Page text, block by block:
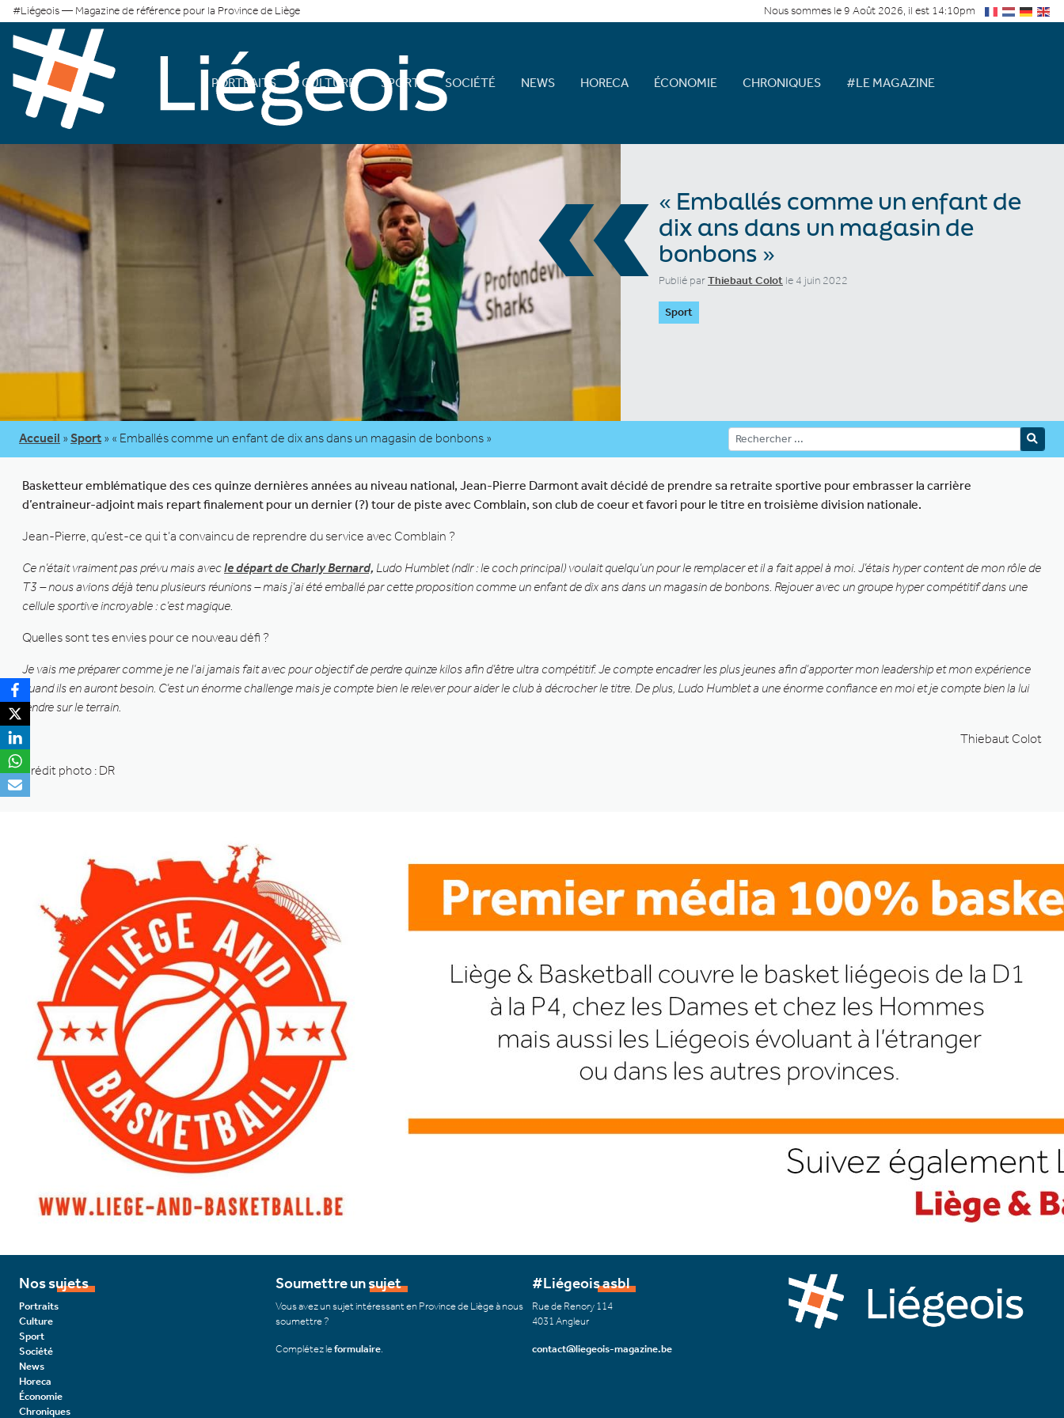
#Liégeois — Magazine de référence pour la Province de Liège Nous sommes le 9 Août 2026, il est 14:10pm
PORTRAITS CULTURE SPORT SOCIÉTÉ NEWS HORECA ÉCONOMIE CHRONIQUES #LE MAGAZINE
«« Emballés comme un enfant de
dix ans dans un magasin de
bonbons »
Publié parThiebaut Colot le 4 juin 2022
Sport
Accueil » Sport » « Emballés comme un enfant de dix ans dans un magasin de bonbons »
Basketteur emblématique des ces quinze dernières années au niveau national, Jean-Pierre Darmont avait décidé de prendre sa retraite sportive pour embrasser la carrière
d’entraineur-adjoint mais repart finalement pour un dernier (?) tour de piste avec Comblain, son club de coeur et favori pour le titre en troisième division nationale.
Jean-Pierre, qu’est-ce qui t’a convaincu de reprendre du service avec Comblain ?
Ce n’était vraiment pas prévu mais avecle départ de Charly Bernard, Ludo Humblet (ndlr : le coch principal) voulait quelqu’un pour le remplacer et il a fait appel à moi. J’étais hyper content de mon rôle de
T3 – nous avions déjà tenu plusieurs réunions – mais j’ai été emballé par cette proposition comme un enfant de dix ans dans un magasin de bonbons. Rejouer avec un groupe hyper compétitif dans une
cellule sportive incroyable : c’est magique.
Quelles sont tes envies pour ce nouveau défi ?
Je vais me préparer comme je ne l’ai jamais fait avec pour objectif de perdre quinze kilos afin d’être ultra compétitif. Je compte encadrer les plus jeunes afin d’apporter mon leadership et mon expérience
quand ils en auront besoin. C’est un énorme challenge mais je compte bien le relever pour aider le club à décrocher le titre. De plus, Ludo Humblet a une énorme confiance en moi et je compte bien la lui
rendre sur le terrain.
Thiebaut Colot
Crédit photo : DR
Nos sujets
Portraits
Culture
Sport
Société
News
Horeca
Économie
Chroniques
Soumettre un sujet
Vous avez un sujet intéressant en Province de Liège à nous
soumettre ?
Complétez leformulaire
#Liégeois asbl
Rue de Renory 114
4031 Angleur
contact@liegeois-magazine.be